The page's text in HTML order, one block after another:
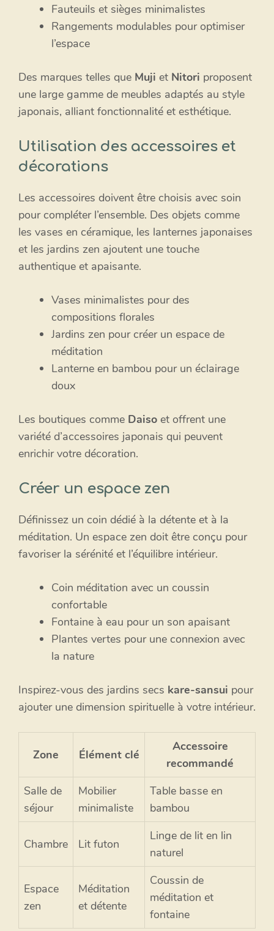
Fauteuils et sièges minimalistes
Rangements modulables pour optimiser
l’espace
Des marques telles que Muji et Nitori proposent
une large gamme de meubles adaptés au style
japonais, alliant fonctionnalité et esthétique.
Utilisation des accessoires et
décorations
Les accessoires doivent être choisis avec soin
pour compléter l’ensemble. Des objets comme
les vases en céramique, les lanternes japonaises
et les jardins zen ajoutent une touche
authentique et apaisante.
Vases minimalistes pour des
compositions florales
Jardins zen pour créer un espace de
méditation
Lanterne en bambou pour un éclairage
doux
Les boutiques comme Daiso et offrent une
variété d’accessoires japonais qui peuvent
enrichir votre décoration.
Créer un espace zen
Définissez un coin dédié à la détente et à la
méditation. Un espace zen doit être conçu pour
favoriser la sérénité et l’équilibre intérieur.
Coin méditation avec un coussin
confortable
Fontaine à eau pour un son apaisant
Plantes vertes pour une connexion avec
la nature
Inspirez-vous des jardins secs kare-sansui pour
ajouter une dimension spirituelle à votre intérieur.
Zone Élément clé
Accessoire
recommandé
Salle de
séjour
Mobilier
minimaliste
Table basse en
bambou
Chambre Lit futon
Linge de lit en lin
naturel
Espace
zen
Méditation
et détente
Coussin de
méditation et
fontaine